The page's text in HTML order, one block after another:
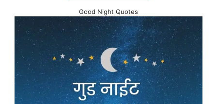
Good Night Quotes